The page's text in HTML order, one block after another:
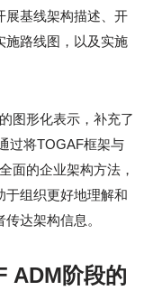
展基线架构描述、开
施路线图，以及实施
图形化表示，补充了
过将TOGAF框架与
面的企业架构方法，
于组织更好地理解和
达架构信息。
ADM阶段的